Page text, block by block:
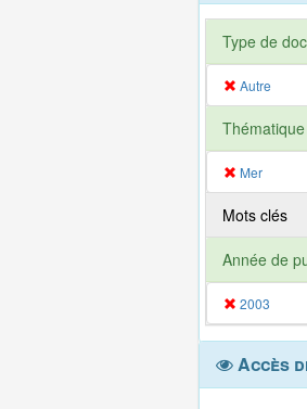
Type de
Autre
Thématique
Mer
Mots clés
Année de
2003
Accès